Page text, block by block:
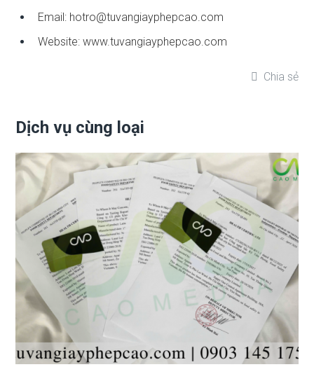
Email: hotro@tuvangiayphepcao.com
Website: www.tuvangiayphepcao.com
Chia sẻ
Dịch vụ cùng loại